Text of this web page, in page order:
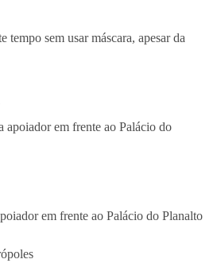
tempo sem usar máscara, apesar da
em frente ao Palácio do Planalto